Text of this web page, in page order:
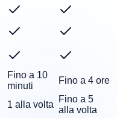
Fino a 10
minuti
Fino a 4 ore
1 alla volta
Fino a 5
alla volta